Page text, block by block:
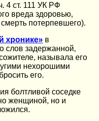
4 ст. 111 УК РФ
вреда здоровью,
потерпевшего).
хронике» в
слов задержанной,
называла его
нехорошими
его.
болтливой соседке
женщиной, но и